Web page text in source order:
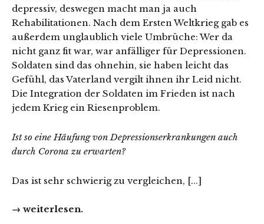
depressiv, deswegen macht man ja auch
Rehabilitationen. Nach dem Ersten Weltkrieg gab es
außerdem unglaublich viele Umbrüche: Wer da
nicht ganz fit war, war anfälliger für Depressionen.
Soldaten sind das ohnehin, sie haben leicht das
Gefühl, das Vaterland vergilt ihnen ihr Leid nicht.
Die Integration der Soldaten im Frieden ist nach
jedem Krieg ein Riesenproblem.
Ist so eine Häufung von Depressionserkrankungen auch
durch Corona zu erwarten?
Das ist sehr schwierig zu vergleichen, [...]
→ weiterlesen.